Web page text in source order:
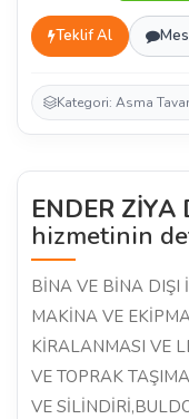
Teklif Al
Kategori: Asma
ENDER ZİYA
hizmetinin
BİNA VE BİNA DIŞI
MAKİNA VE
KİRALANMASI VE
VE TOPRAK
VE